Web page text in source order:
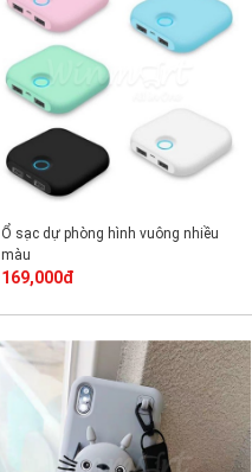
Ổ sạc dự phòng hình vuông nhiều
màu
169,000đ